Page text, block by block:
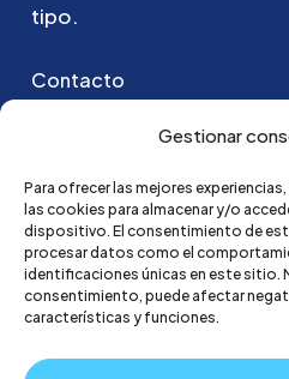
Gestionar
Para ofrecer las mejores
las cookies para almacenar y/o
dispositivo. El consentimiento de
procesar datos como el
identificaciones únicas en este sitio.
consentimiento, puede afectar
características y funciones.
tipo.
Contacto
Puedes ponerte en
hola@credi4me.com